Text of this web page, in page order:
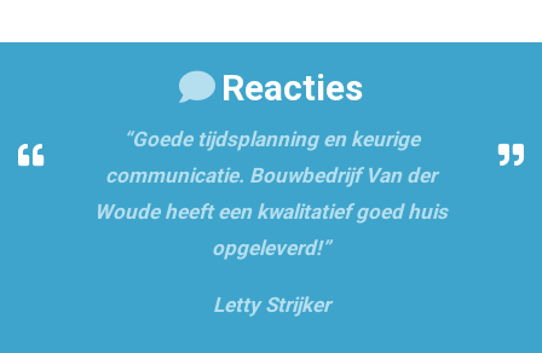
Reacties
“Goede tijdsplanning en keurige
communicatie. Bouwbedrijf Van der
Woude heeft een kwalitatief goed huis
opgeleverd!”
Letty Strijker